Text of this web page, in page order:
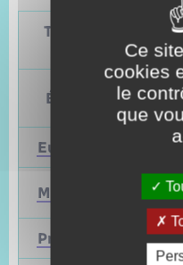
Tableau – Dates
Élections
Européennes 9
Municipales
Présidentielle
Ce
cookies
le
que